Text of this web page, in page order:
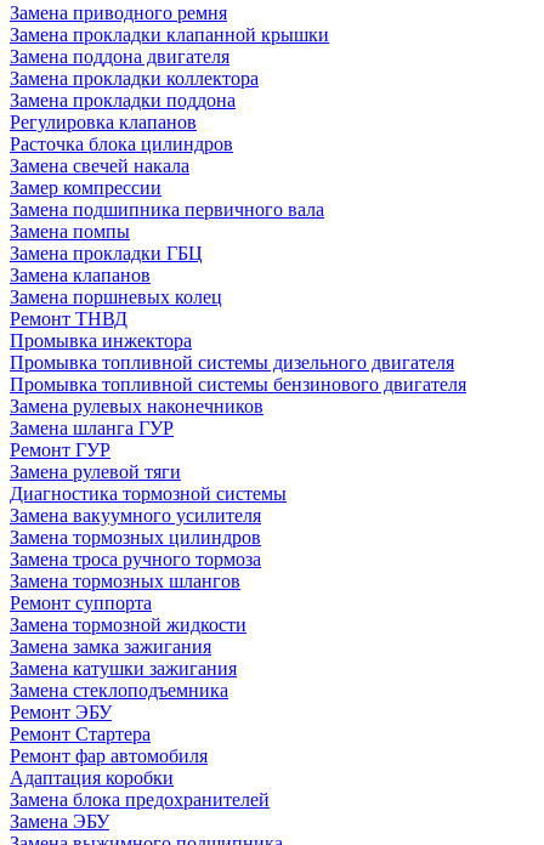
Замена приводного ремня
Замена прокладки клапанной крышки
Замена поддона двигателя
Замена прокладки коллектора
Замена прокладки поддона
Регулировка клапанов
Расточка блока цилиндров
Замена свечей накала
Замер компрессии
Замена подшипника первичного вала
Замена помпы
Замена прокладки ГБЦ
Замена клапанов
Замена поршневых колец
Ремонт ТНВД
Промывка инжектора
Промывка топливной системы дизельного двигателя
Промывка топливной системы бензинового двигателя
Замена рулевых наконечников
Замена шланга ГУР
Ремонт ГУР
Замена рулевой тяги
Диагностика тормозной системы
Замена вакуумного усилителя
Замена тормозных цилиндров
Замена троса ручного тормоза
Замена тормозных шлангов
Ремонт суппорта
Замена тормозной жидкости
Замена замка зажигания
Замена катушки зажигания
Замена стеклоподъемника
Ремонт ЭБУ
Ремонт Стартера
Ремонт фар автомобиля
Адаптация коробки
Замена блока предохранителей
Замена ЭБУ